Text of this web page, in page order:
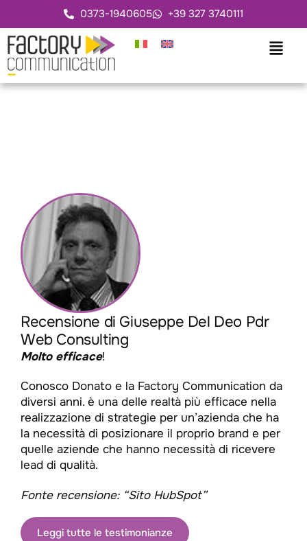
0373-1940605 +39 327 3740111
Recensione di Giuseppe Del Deo Pdr
Web Consulting
Molto efficace!
Conosco Donato e la Factory Communication da
diversi anni. è una delle realtà più efficace nella
realizzazione di strategie per un’azienda che ha
la necessità di posizionare il proprio brand e per
quelle aziende che hanno necessità di ricevere
lead di qualità.
Fonte recensione: “Sito HubSpot”
Leggi tutte le testimonianze